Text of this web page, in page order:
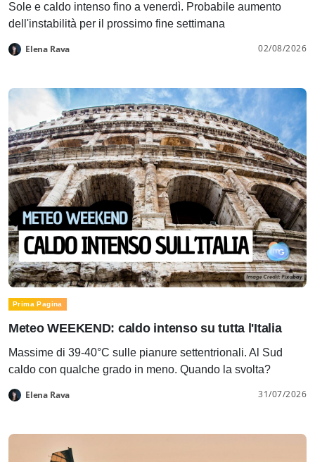
Sole e caldo intenso fino a venerdì. Probabile aumento
dell'instabilità per il prossimo fine settimana
Elena Rava 02/08/2026
Prima Pagina
Meteo WEEKEND: caldo intenso su tutta l'Italia
Massime di 39-40°C sulle pianure settentrionali. Al Sud
caldo con qualche grado in meno. Quando la svolta?
Elena Rava 31/07/2026